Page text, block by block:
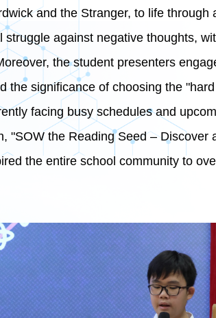
and the Stranger, to life
struggle against negative thoughts,
the student presenters
the significance of choosing the
facing busy schedules and
"SOW the Reading Seed –
the entire school community to